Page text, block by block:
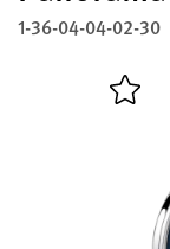
Contact
1-36-04-04-02-30